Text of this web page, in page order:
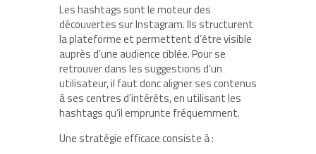
Les hashtags sont le moteur des
découvertes sur Instagram. Ils structurent
la plateforme et permettent d’être visible
auprès d’une audience ciblée. Pour se
retrouver dans les suggestions d’un
utilisateur, il faut donc aligner ses contenus
à ses centres d’intérêts, en utilisant les
hashtags qu’il emprunte fréquemment.
Une stratégie efficace consiste à :